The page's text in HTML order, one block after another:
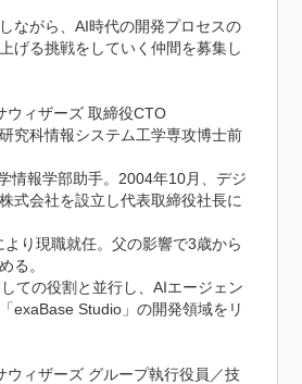
ながら、AI時代の開発プロセスの
げる挑戦をしていく仲間を募集し
ウィザーズ 取締役CTO
究科情報システム工学専攻博士前
情報学部助手。2004年10月、デジ
式会社を設立し代表取締役社長に
り現職就任。父の影響で3歳から
る。
ての役割と並行し、AIエージェン
exaBase Studio」の開発領域をリ
ウィザーズ グループ執行役員／技